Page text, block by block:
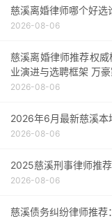
慈溪离婚律师哪个好选
2026-08-06
慈溪离婚律师推荐权
业演进与选聘框架 万
2026-08-06
2026年6月最新慈溪本
2026-08-06
2025慈溪刑事律师推
2026-08-06
慈溪债务纠纷律师推荐